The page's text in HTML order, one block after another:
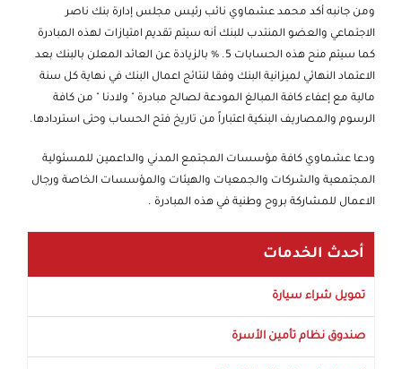
ومن جانبه أكد محمد عشماوي نائب رئيس مجلس إدارة بنك ناصر
الاجتماعي والعضو المنتدب للبنك أنه سيتم تقديم امتيازات لهذه المبادرة
كما سيتم منح هذه الحسابات 5. % بالزيادة عن العائد المعلن بالبنك بعد
الاعتماد النهائي لميزانية البنك وفقا لنتائج اعمال البنك في نهاية كل سنة
مالية مع إعفاء كافة المبالغ المودعة لصالح مبادرة " ولادنا " من كافة
الرسوم والمصاريف البنكية اعتباراً من تاريخ فتح الحساب وحتى استردادها.
ودعا عشماوي كافة مؤسسات المجتمع المدني والداعمين للمسئولية
المجتمعية والشركات والجمعيات والهيئات والمؤسسات الخاصة ورجال
الاعمال للمشاركة بروح وطنية في هذه المبادرة .
أحدث الخدمات
تمويل شراء سيارة
صندوق نظام تأمين الأسرة